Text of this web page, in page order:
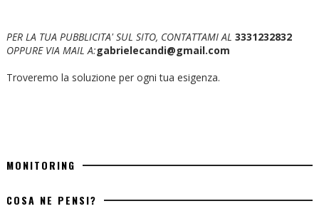
PER LA TUA PUBBLICITA' SUL SITO, CONTATTAMI AL 3331232832
OPPURE VIA MAIL A:gabrielecandi@gmail.com
Troveremo la soluzione per ogni tua esigenza.
MONITORING
COSA NE PENSI?